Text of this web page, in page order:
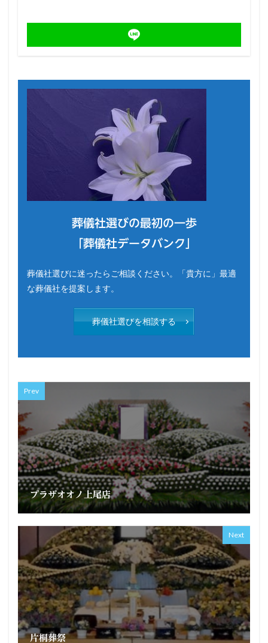
葬儀社選びの最初の一歩
「葬儀社データバンク」
葬儀社選びに迷ったらご相談ください。「貴方に」最適
な葬儀社を提案します。
葬儀社選びを相談する
Prev
プラザオオノ上尾店
Next
片桐葬祭